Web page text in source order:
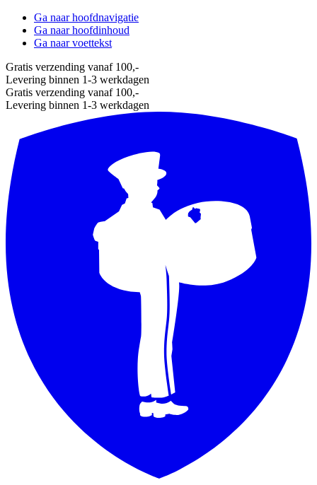
Ga naar hoofdnavigatie
Ga naar hoofdinhoud
Ga naar voettekst
Gratis verzending vanaf 100,-
Levering binnen 1-3 werkdagen
Gratis verzending vanaf 100,-
Levering binnen 1-3 werkdagen